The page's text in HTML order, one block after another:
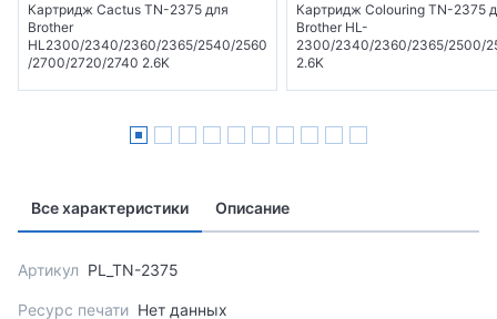
Картридж Cactus TN-2375 для
Brother
HL2300/2340/2360/2365/2540/2560
/2700/2720/2740 2.6K
Картридж Colouring TN-2375
Brother HL-
2300/2340/2360/2365/2500/
2.6K
Все характеристики Описание
Артикул PL_TN-2375
Ресурс печати Нет данных